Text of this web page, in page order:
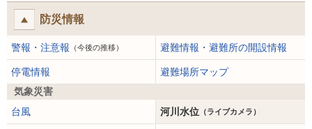
防災情報
警報・注意報 （今後の推移） 避難情報・避難所の開設情報
停電情報
避難場所マップ
気象災害
台風
河川水位 （ライブカメラ）